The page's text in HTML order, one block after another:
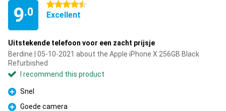
9.0
4.5 stars
Excellent
Uitstekende telefoon voor een zacht prijsje
Berdine | 05-10-2021 about the Apple iPhone X 256GB Black
Refurbished
I recommend this product
Pro
Snel
Goede camera